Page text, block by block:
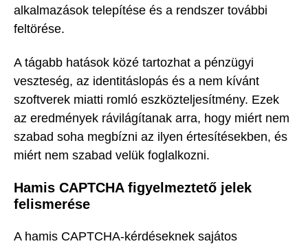
alkalmazások telepítése és a rendszer további
feltörése.
A tágabb hatások közé tartozhat a pénzügyi
veszteség, az identitáslopás és a nem kívánt
szoftverek miatti romló eszközteljesítmény. Ezek
az eredmények rávilágítanak arra, hogy miért nem
szabad soha megbízni az ilyen értesítésekben, és
miért nem szabad velük foglalkozni.
Hamis CAPTCHA figyelmeztető jelek
felismerése
A hamis CAPTCHA-kérdéseknek sajátos